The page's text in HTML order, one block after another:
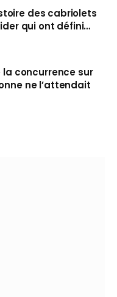
des cabriolets
qui ont défini
au vent
concurrence sur
ne l’attendait